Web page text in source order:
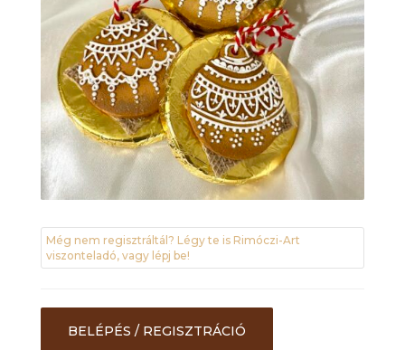
Még nem regisztráltál? Légy te is Rimóczi-Art
viszonteladó, vagy lépj be!
BELÉPÉS / REGISZTRÁCIÓ